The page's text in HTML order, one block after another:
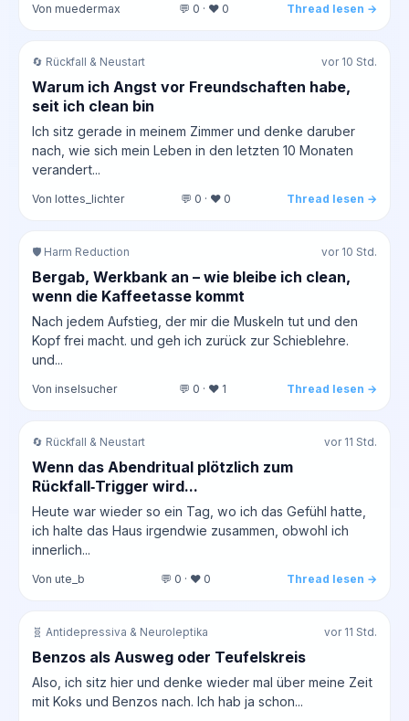
Von muedermax 💬 0 · ❤️ 0 Thread lesen →
🔄 Rückfall & Neustart vor 10 Std.
Warum ich Angst vor Freundschaften habe,
seit ich clean bin
Ich sitz gerade in meinem Zimmer und denke daruber
nach, wie sich mein Leben in den letzten 10 Monaten
verandert...
Von lottes_lichter 💬 0 · ❤️ 0 Thread lesen →
🛡️ Harm Reduction vor 10 Std.
Bergab, Werkbank an – wie bleibe ich clean,
wenn die Kaffeetasse kommt
Nach jedem Aufstieg, der mir die Muskeln tut und den
Kopf frei macht. und geh ich zurück zur Schieblehre.
und...
Von inselsucher 💬 0 · ❤️ 1 Thread lesen →
🔄 Rückfall & Neustart vor 11 Std.
Wenn das Abendritual plötzlich zum
Rückfall‑Trigger wird...
Heute war wieder so ein Tag, wo ich das Gefühl hatte,
ich halte das Haus irgendwie zusammen, obwohl ich
innerlich...
Von ute_b 💬 0 · ❤️ 0 Thread lesen →
🧬 Antidepressiva & Neuroleptika vor 11 Std.
Benzos als Ausweg oder Teufelskreis
Also, ich sitz hier und denke wieder mal über meine Zeit
mit Koks und Benzos nach. Ich hab ja schon...